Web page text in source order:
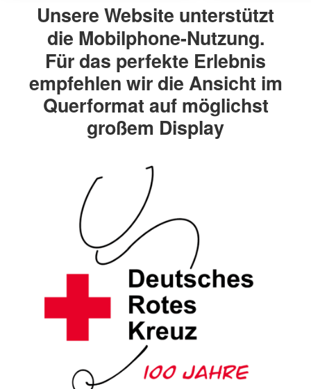
Unsere Website unterstützt
die Mobilphone-Nutzung.
Für das perfekte Erlebnis
empfehlen wir die Ansicht im
Querformat auf möglichst
großem Display